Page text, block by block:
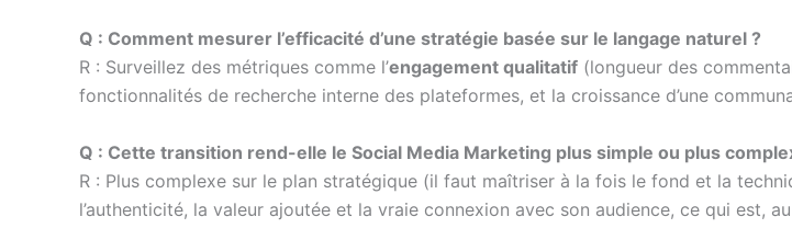
Q : Comment mesurer l’efficacité d’une stratégie basée sur le langage naturel ?
R : Surveillez des métriques comme l’engagement qualitatif (longueur des
fonctionnalités de recherche interne des plateformes, et la croissance d’une
Q : Cette transition rend-elle le Social Media Marketing plus simple ou plus
R : Plus complexe sur le plan stratégique (il faut maîtriser à la fois le fond et la
l’authenticité, la valeur ajoutée et la vraie connexion avec son audience, ce qui est,